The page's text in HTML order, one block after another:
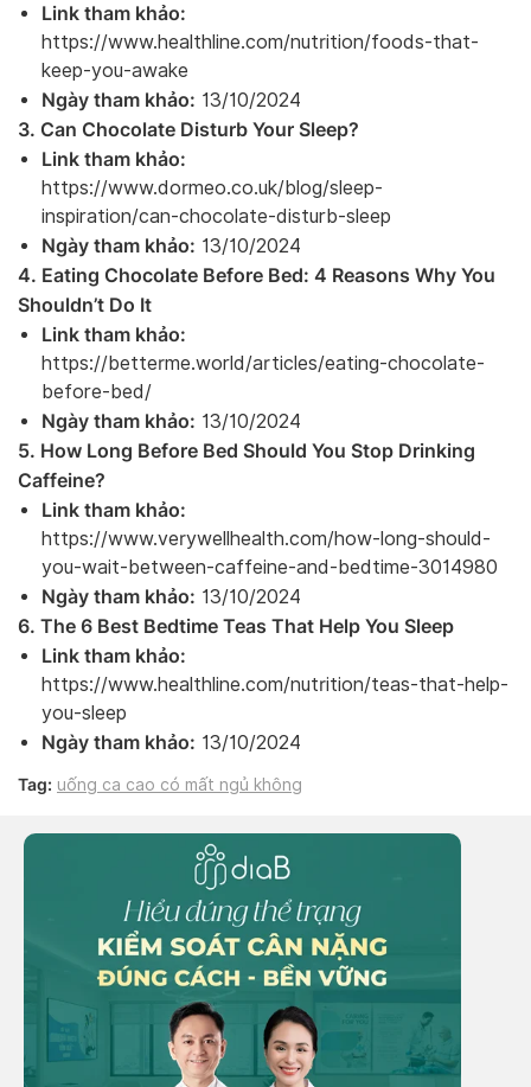
Link tham khảo:
https://www.healthline.com/nutrition/foods-that-
keep-you-awake
Ngày tham khảo: 13/10/2024
3. Can Chocolate Disturb Your Sleep?
Link tham khảo:
https://www.dormeo.co.uk/blog/sleep-
inspiration/can-chocolate-disturb-sleep
Ngày tham khảo: 13/10/2024
4. Eating Chocolate Before Bed: 4 Reasons Why You
Shouldn’t Do It
Link tham khảo:
https://betterme.world/articles/eating-chocolate-
before-bed/
Ngày tham khảo: 13/10/2024
5. How Long Before Bed Should You Stop Drinking
Caffeine?
Link tham khảo:
https://www.verywellhealth.com/how-long-should-
you-wait-between-caffeine-and-bedtime-3014980
Ngày tham khảo: 13/10/2024
6. The 6 Best Bedtime Teas That Help You Sleep
Link tham khảo:
https://www.healthline.com/nutrition/teas-that-help-
you-sleep
Ngày tham khảo: 13/10/2024
Tag: uống ca cao có mất ngủ không